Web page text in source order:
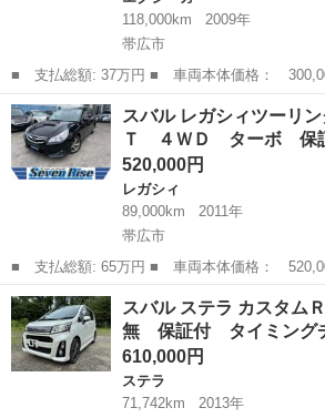
118,000km
2009年
帯広市
■ 支払総額: 37万円 ■ 車両本体価格： 300,000 円 ■ メーカー
名： スバル ■ 車種名： エクシーガ ■ グレ
Ｔ ４ＷＤ ターボ ディスプレイオーディオ
ｈ Ｂカメラ ＥＴ...
北海道 帯広市 エクシーガ
スバル レガシィツーリ
Ｔ ４ＷＤ ターボ
520,000円
レガシィ
89,000km
2011年
帯広市
■ 支払総額: 65万円 ■ 車両本体価格： 520,000 円 ■ メーカー
名： スバル ■ 車種名： レガシィツーリン
名： ２．５ＧＴ ４ＷＤ ターボ 保証付 事
ナビ ＣＤ ＤＶ...
北海道 帯広市
スバル ステラ カスタ
無 保証付 タイミン
610,000円
ステラ
71,742km
2013年